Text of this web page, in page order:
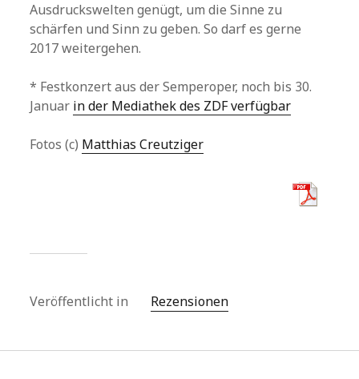
Ausdruckswelten genügt, um die Sinne zu
schärfen und Sinn zu geben. So darf es gerne
2017 weitergehen.
* Festkonzert aus der Semperoper, noch bis 30.
Januar in der Mediathek des ZDF verfügbar
Fotos (c) Matthias Creutziger
Veröffentlicht in Rezensionen